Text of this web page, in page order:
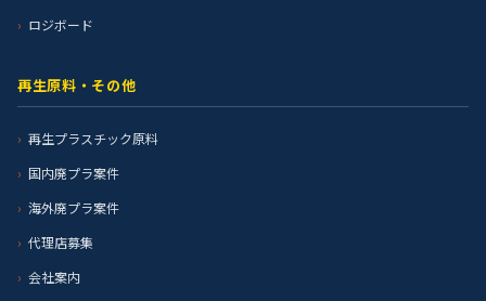
ロジボード
再生原料・その他
再生プラスチック原料
国内廃プラ案件
海外廃プラ案件
代理店募集
会社案内